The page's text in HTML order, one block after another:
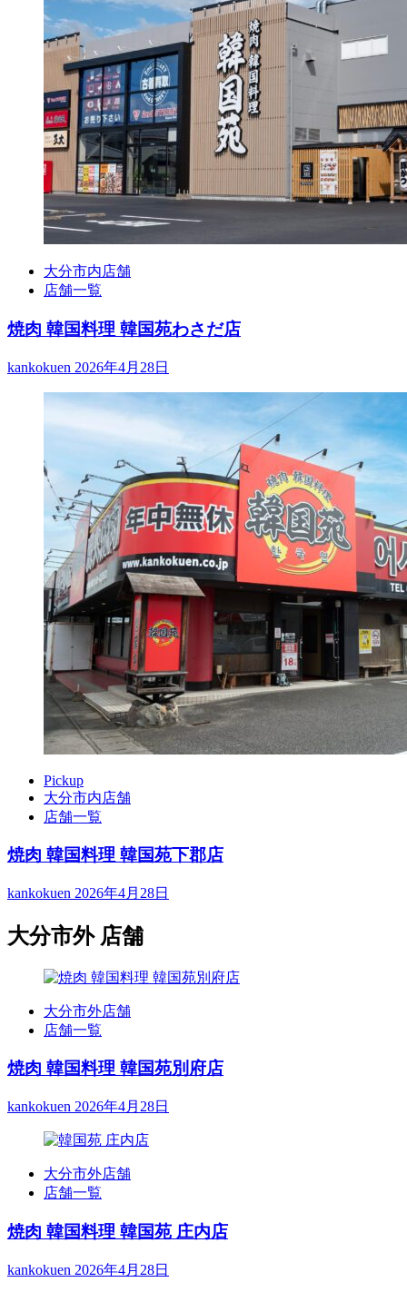
大分市内店舗
店舗一覧
焼肉 韓国料理 韓国苑わさだ店
kankokuen 2026年4月28日
Pickup
大分市内店舗
店舗一覧
焼肉 韓国料理 韓国苑下郡店
kankokuen 2026年4月28日
大分市外 店舗
大分市外店舗
店舗一覧
焼肉 韓国料理 韓国苑別府店
kankokuen 2026年4月28日
大分市外店舗
店舗一覧
焼肉 韓国料理 韓国苑 庄内店
kankokuen 2026年4月28日